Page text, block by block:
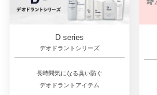
D series
デオドラントシリーズ
長時間気になる臭い防ぐ
デオドラントアイテム